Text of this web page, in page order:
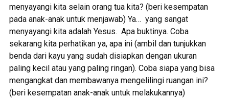
menyayangi kita selain orang tua kita? (beri kesempatan
pada anak-anak untuk menjawab) Ya… yang sangat
menyayangi kita adalah Yesus. Apa buktinya. Coba
sekarang kita perhatikan ya, apa ini (ambil dan tunjukkan
benda dari kayu yang sudah disiapkan dengan ukuran
paling kecil atau yang paling ringan). Coba siapa yang bisa
mengangkat dan membawanya mengelilingi ruangan ini?
(beri kesempatan anak-anak untuk melakukannya)